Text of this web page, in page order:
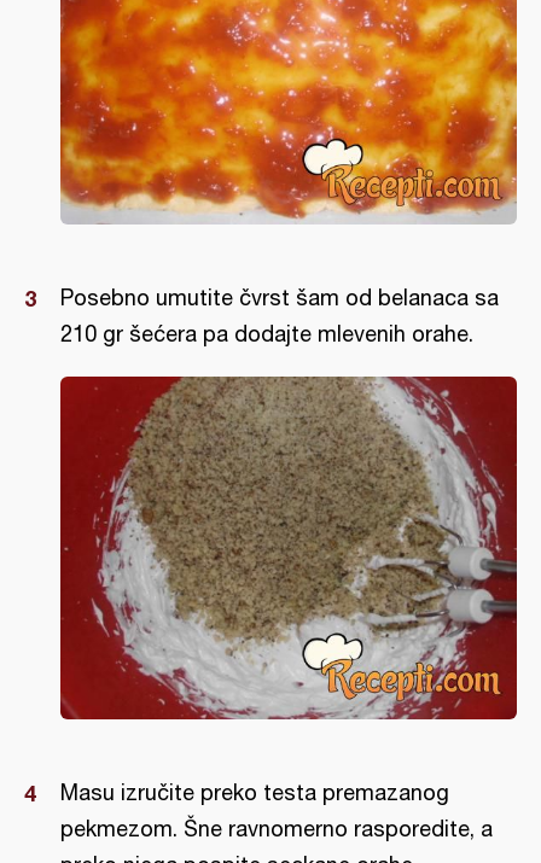
Posebno umutite čvrst šam od belanaca sa
210 gr šećera pa dodajte mlevenih orahe.
Masu izručite preko testa premazanog
pekmezom. Šne ravnomerno rasporedite, a